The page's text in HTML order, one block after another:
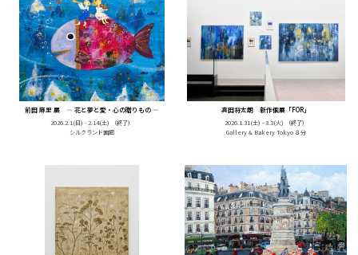
前田 麻里 展 ― 花と夢と愛・心の贈りもの ―
2026.2.1(日) - 2.14(土)
（終了）
シルクランド画廊
真田将太朗 新作個展「FOR」
2026.1.31(土) - 3.3(火) （終了）
Gallery & Bakery Tokyo ８分